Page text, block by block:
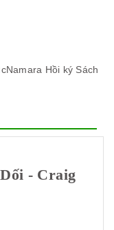
Hồi ký Sách
- Craig